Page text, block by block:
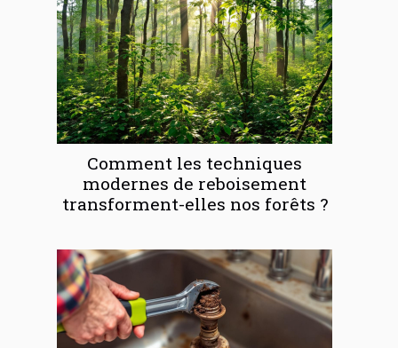
Comment les techniques
modernes de reboisement
transforment-elles nos forêts ?